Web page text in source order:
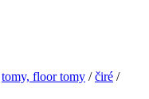
tomy, floor tomy / čiré /